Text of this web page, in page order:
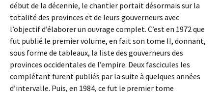
début de la décennie, le chantier portait désormais sur la
totalité des provinces et de leurs gouverneurs avec
l’objectif d’élaborer un ouvrage complet. C’est en 1972 que
fut publié le premier volume, en fait son tome II, donnant,
sous forme de tableaux, la liste des gouverneurs des
provinces occidentales de l’empire. Deux fascicules les
complétant furent publiés par la suite à quelques années
d’intervalle. Puis, en 1984, ce fut le premier tome